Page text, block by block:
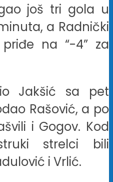
još tri gola u
a Radnički
na “-4” za
Jakšić sa pet
Rašović, a po
i Gogov. Kod
strelci bili
i Vrlić.